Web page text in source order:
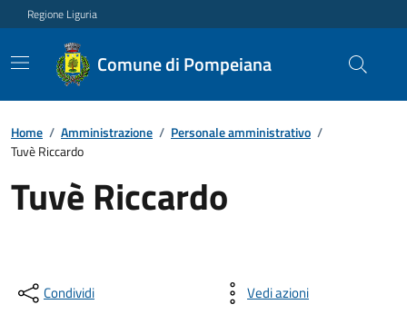
Regione Liguria
Comune di Pompeiana
Home / Amministrazione / Personale amministrativo /
Tuvè Riccardo
Tuvè Riccardo
Condividi Vedi azioni